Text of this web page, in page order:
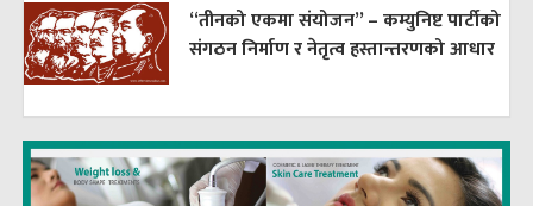
“तीनको एकमा संयोजन” – कम्युनिष्ट पार्टीको
संगठन निर्माण र नेतृत्व हस्तान्तरणको आधार